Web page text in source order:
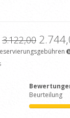
3.122,00
Beurteilung